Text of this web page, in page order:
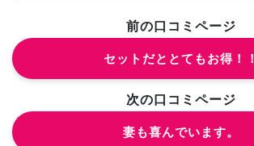
前の口コミページ
セットだととてもお得！！
次の口コミページ
妻も喜んでいます。